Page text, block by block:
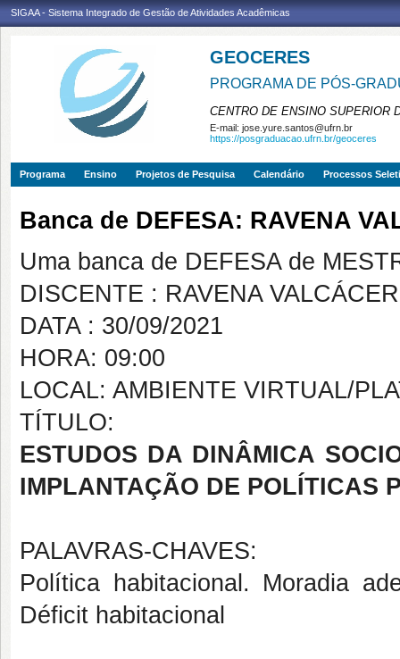
SIGAA - Sistema Integrado de Gestão de Atividades Acadêmicas
GEOCERES
PROGRAMA DE PÓS-
CENTRO DE ENSINO SUPERIOR
E-mail: jose.yure.santos@ufrn.br
https://posgraduacao.ufrn.br/geoceres
Programa Ensino Projetos de Pesquisa Calendário Processos
Banca de DEFESA: RAVENA
Uma banca de DEFESA de
DISCENTE : RAVENA
DATA : 30/09/2021
HORA: 09:00
LOCAL: AMBIENTE VIRTUAL/
TÍTULO:
ESTUDOS DA DINÂMICA
IMPLANTAÇÃO DE POLÍTICAS
PALAVRAS-CHAVES:
Política habitacional. Moradia
Déficit habitacional